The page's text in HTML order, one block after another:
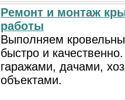
Ремонт и монтаж
работы
Выполняем
быстро и
гаражами, дачами,
объектами.